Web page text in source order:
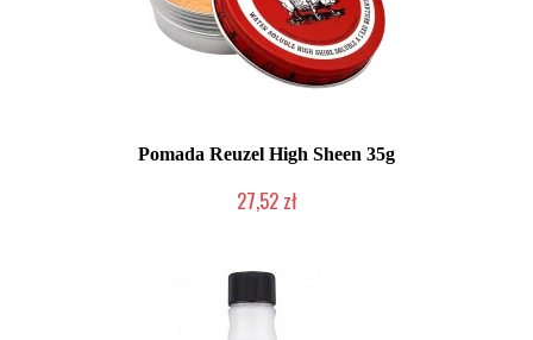
Pomada Reuzel High Sheen 35g
27,52 zł